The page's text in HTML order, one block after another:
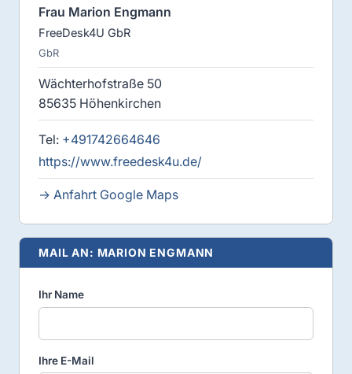
Frau Marion Engmann
FreeDesk4U GbR
GbR
Wächterhofstraße 50
85635 Höhenkirchen
Tel: +491742664646
https://www.freedesk4u.de/
→ Anfahrt Google Maps
MAIL AN: MARION ENGMANN
Ihr Name
Ihre E-Mail